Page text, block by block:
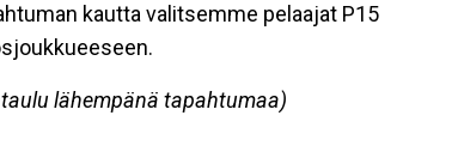
kautta valitsemme pelaajat P15
lähempänä tapahtumaa)